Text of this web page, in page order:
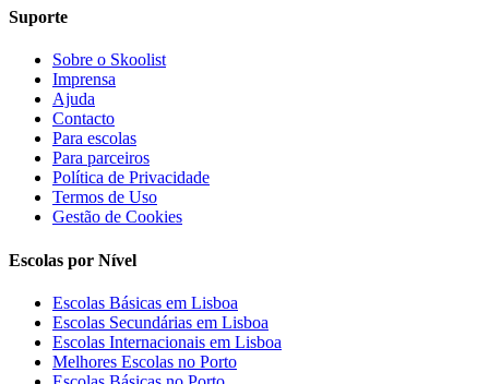
Suporte
Sobre o Skoolist
Imprensa
Ajuda
Contacto
Para escolas
Para parceiros
Política de Privacidade
Termos de Uso
Gestão de Cookies
Escolas por Nível
Escolas Básicas em Lisboa
Escolas Secundárias em Lisboa
Escolas Internacionais em Lisboa
Melhores Escolas no Porto